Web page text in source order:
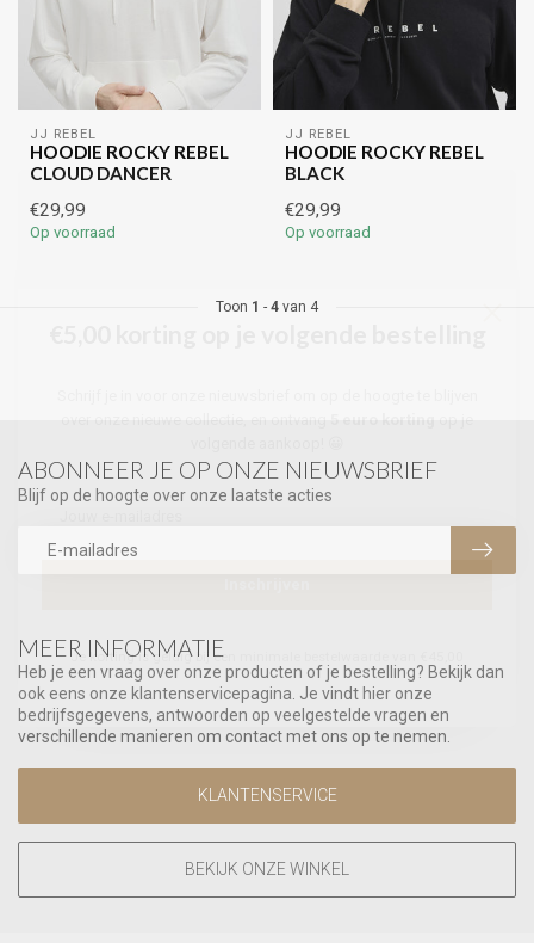
JJ REBEL
HOODIE ROCKY REBEL
CLOUD DANCER
€29,99
Op voorraad
JJ REBEL
HOODIE ROCKY REBEL
BLACK
€29,99
Op voorraad
Toon 1 - 4 van 4
MEER INFORMATIE
Heb je een vraag over onze producten of je bestelling? Bekijk dan
ook eens onze klantenservicepagina. Je vindt hier onze
bedrijfsgegevens, antwoorden op veelgestelde vragen en
verschillende manieren om contact met ons op te nemen.
KLANTENSERVICE
BEKIJK ONZE WINKEL
ABONNEER JE OP ONZE NIEUWSBRIEF
Blijf op de hoogte over onze laatste acties
Je korting is geldig bij een minimale bestelwaarde van €45,00